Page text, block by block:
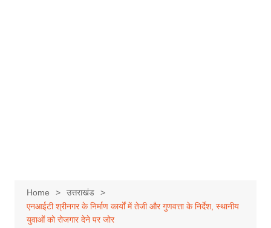
Home
उत्तराखंड
एनआईटी श्रीनगर के निर्माण कार्यों में तेजी और गुणवत्ता के निर्देश, स्थानीय
युवाओं को रोजगार देने पर जोर